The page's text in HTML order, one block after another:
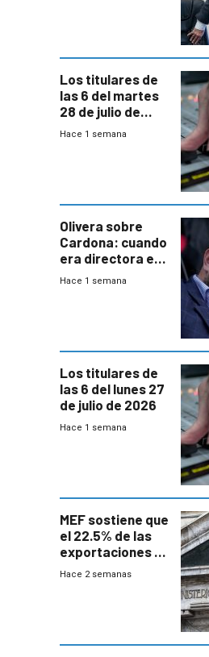
Los titulares de
las 6 del martes
28 de julio de
2026
Hace 1 semana
Olivera sobre
Cardona: cuando
era directora en
UTE “no era muy
Hace 1 semana
Los titulares de
las 6 del lunes 27
de julio de 2026
Hace 1 semana
MEF sostiene que
el 22.5% de las
exportaciones a
EE.UU se verán
Hace 2 semanas